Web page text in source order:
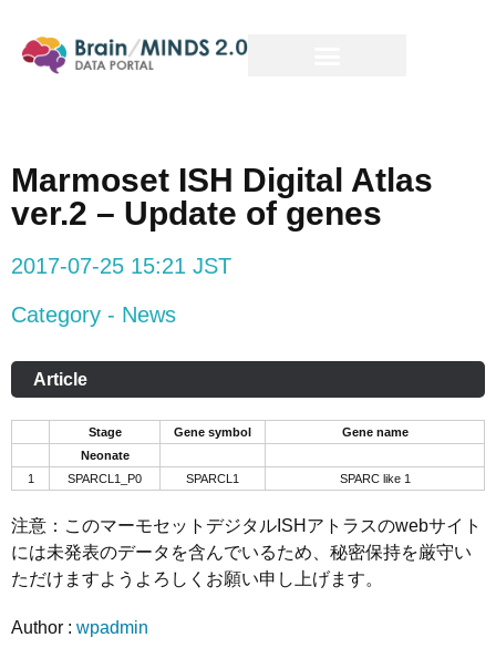
Marmoset ISH Digital Atlas
ver.2 – Update of genes
2017-07-25 15:21 JST
Category - News
Article
Stage Gene symbol
Gene name
Neonate
1
SPARCL1_P0 SPARCL1 SPARC like 1
注意：このマーモセットデジタルISHアトラスのwebサイト
には未発表のデータを含んでいるため、秘密保持を厳守い
ただけますようよろしくお願い申し上げます。
Author : wpadmin